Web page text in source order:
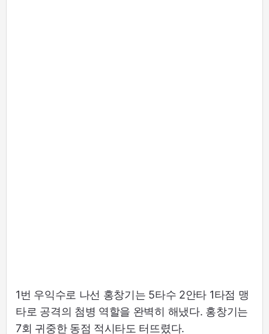
1번 우익수로 나선 홍창기는 5타수 2안타 1타점 맹
타로 공격의 첨병 역할을 완벽히 해냈다. 홍창기는
7회 귀중한 동점 적시타도 터뜨렸다.